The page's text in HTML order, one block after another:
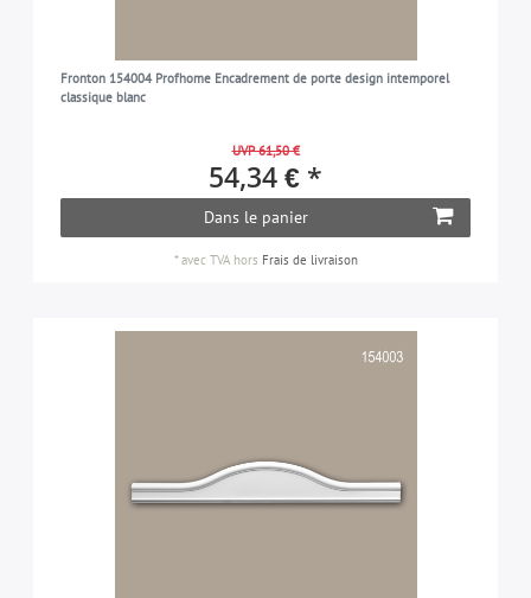
Fronton 154004 Profhome Encadrement de porte design intemporel
classique blanc
UVP 61,50 €
54,34 € *
Dans le panier
*avec TVAhors Frais de livraison